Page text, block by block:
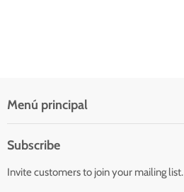
Menú principal
Inicio
Catálogo
Subscribe
Invite customers to join your mailing list.